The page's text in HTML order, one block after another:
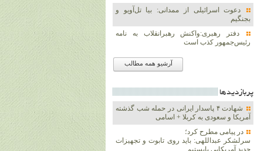
دعوت اسرائیلی از ممدانی: بیا تل‌آویو و
بجنگیم
دفتر رهبری:واکنش رهبرانقلاب به نامه
رئیس‌جمهور کذب است
آرشیو همه مطالب
پربازديدها
شهادت ۴ پاسدار ایرانی در حمله شب گذشته
آمریکا و سعودی به کربلا + اسامی
در پیامی مطرح کرد؛
سرلشکر عبداللهی: باید روی تابوت و تجهیزات
جدید آمریکایی بایستیم